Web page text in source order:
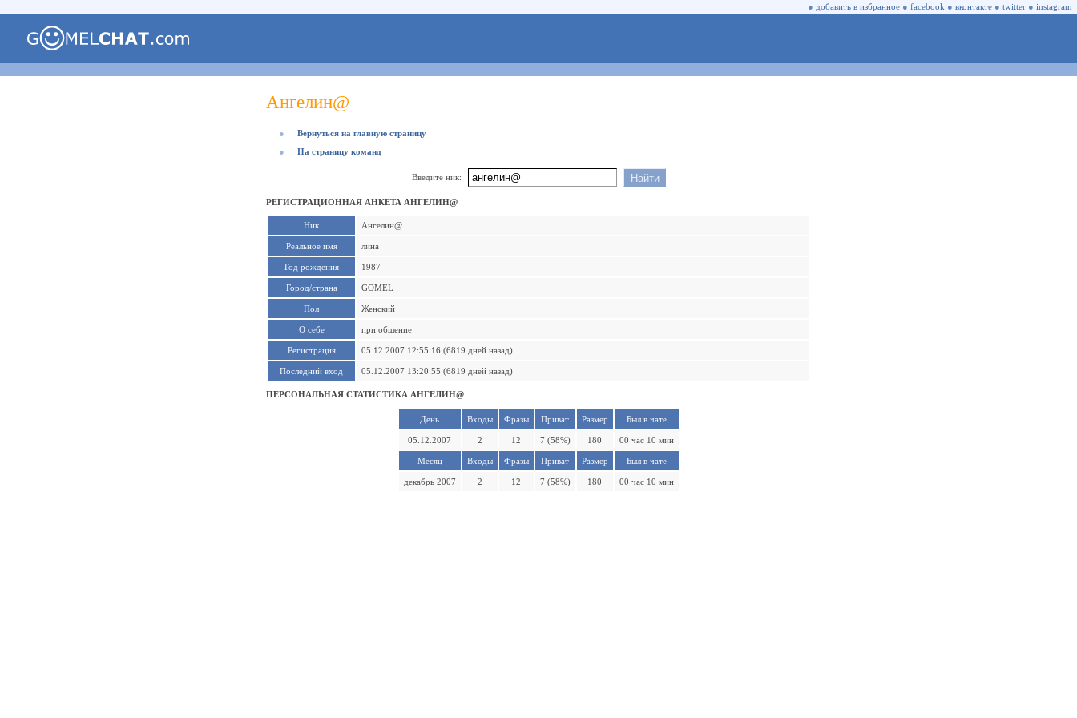
● добавить в избранное ● facebook ● вконтакте ● twitter ● instagram
Ангелин@
●
Вернуться на главную страницу
●
На страницу команд
Введите ник:
РЕГИСТРАЦИОННАЯ АНКЕТА АНГЕЛИН@
Ник Ангелин@
Реальное имя лина
Год рождения 1987
Город/страна GOMEL
Пол Женский
О себе при обшение
Регистрация 05.12.2007 12:55:16 (6819 дней назад)
Последний вход 05.12.2007 13:20:55 (6819 дней назад)
ПЕРСОНАЛЬНАЯ СТАТИСТИКА АНГЕЛИН@
День Входы Фразы Приват Размер Был в чате
05.12.2007 2 12 7 (58%) 180 00 час 10 мин
Месяц Входы Фразы Приват Размер Был в чате
декабрь 2007 2 12 7 (58%) 180 00 час 10 мин